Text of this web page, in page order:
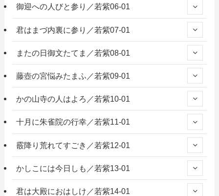
御迎への人びと参り／若紫06-01
君はまづ内裏に参り／若紫07-01
またの日御文たてま／若紫08-01
藤壺の宮悩みたまふ／若紫09-01
かの山寺の人はよろ／若紫10-01
十月に朱雀院の行幸／若紫11-01
霰降り荒れてすごき／若紫12-01
かしこには今日しも／若紫13-01
君は大殿におはしけ／若紫14-01